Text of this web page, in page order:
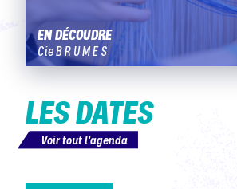
EN DÉCOUDRE
Cie B R U M E S
LES DATES
Voir tout l'agenda